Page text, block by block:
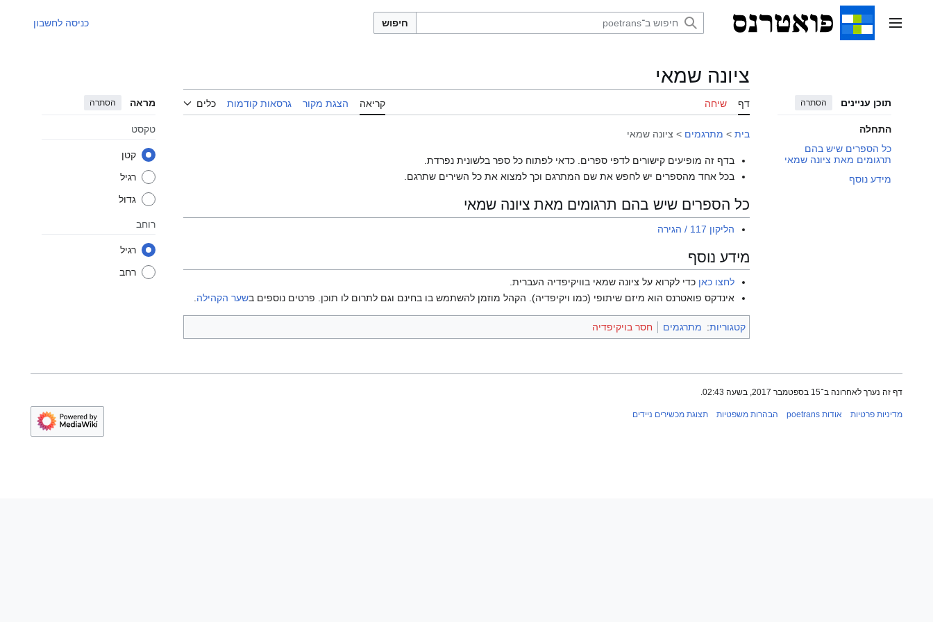
תפריט ראשי חיפוש כניסה לחשבון
תוכן עניינים הסתרה
התחלה
כל הספרים שיש בהם
תרגומים מאת ציונה שמאי
מידע נוסף
ציונה שמאי
דף שיחה קריאה הצגת מקור גרסאות קודמות כלים מראה הסתרה
טקסט
קטן
רגיל
גדול
רוחב
רגיל
רחב
בית > מתרגמים > ציונה שמאי
בדף זה מופיעים קישורים לדפי ספרים. כדאי לפתוח כל ספר בלשונית נפרדת.
בכל אחד מהספרים יש לחפש את שם המתרגם וכך למצוא את כל השירים שתרגם.
כל הספרים שיש בהם תרגומים מאת ציונה שמאי
הליקון 117 / הגירה
מידע נוסף
לחצו כאן כדי לקרוא על ציונה שמאי בוויקיפדיה העברית.
אינדקס פואטרנס הוא מיזם שיתופי (כמו ויקיפדיה). הקהל מוזמן להשתמש בו בחינם וגם לתרום לו תוכן. פרטים נוספים בשער הקהילה
קטגוריות: מתרגמים חסר בויקיפדיה
דף זה נערך לאחרונה ב־15 בספטמבר 2017, בשעה 02:43.
מדיניות פרטיות אודות poetrans הבהרות משפטיות תצוגת מכשירים ניידים